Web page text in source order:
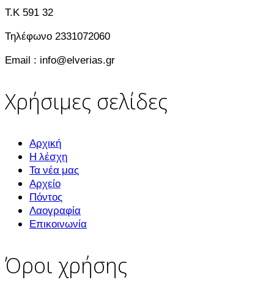
T.K 591 32
Τηλέφωνο 2331072060
Email : info@elverias.gr
Χρήσιμες σελίδες
Αρχική
Η λέσχη
Τα νέα μας
Αρχείο
Πόντος
Λαογραφία
Επικοινωνία
Όροι χρήσης